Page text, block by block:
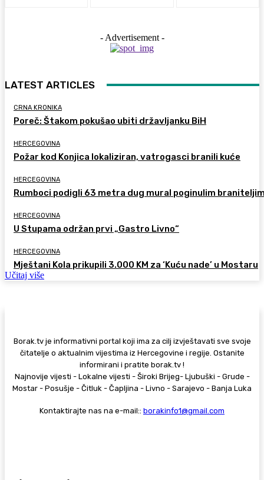
- Advertisement -
LATEST ARTICLES
CRNA KRONIKA
Poreč: Štakom pokušao ubiti državljanku BiH
HERCEGOVINA
Požar kod Konjica lokaliziran, vatrogasci branili kuće
HERCEGOVINA
Rumboci podigli 63 metra dug mural poginulim
HERCEGOVINA
U Stupama održan prvi „Gastro Livno“
HERCEGOVINA
Mještani Kola prikupili 3.000 KM za ‘Kuću nade’ u Mostaru
Učitaj više
Borak.tv je informativni portal koji ima za cilj izvještavati sve svoje
čitatelje o aktualnim vijestima iz Hercegovine i regije. Ostanite
informirani i pratite borak.tv !
Najnovije vijesti - Lokalne vijesti - Široki Brijeg- Ljubuški - Grude -
Mostar - Posušje - Čitluk - Čapljina - Livno - Sarajevo - Banja Luka
Kontaktirajte nas na e-mail:: borakinfo1@gmail.com